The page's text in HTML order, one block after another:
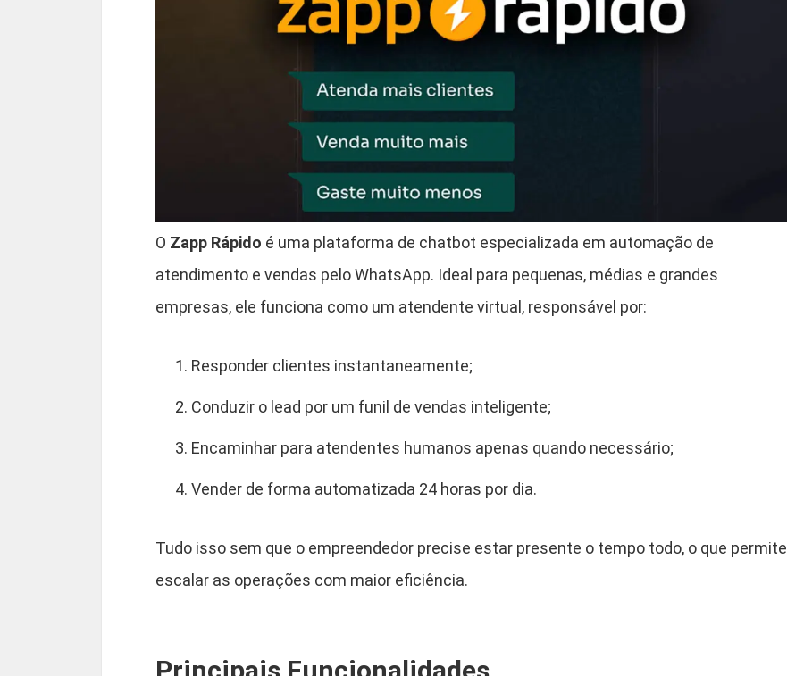
O Zapp Rápido é uma plataforma de chatbot especializada em automação de
atendimento e vendas pelo WhatsApp. Ideal para pequenas, médias e grandes
empresas, ele funciona como um atendente virtual, responsável por:
Responder clientes instantaneamente;
Conduzir o lead por um funil de vendas inteligente;
Encaminhar para atendentes humanos apenas quando necessário;
Vender de forma automatizada 24 horas por dia.
Tudo isso sem que o empreendedor precise estar presente o tempo todo, o que permite
escalar as operações com maior eficiência.
Principais Funcionalidades